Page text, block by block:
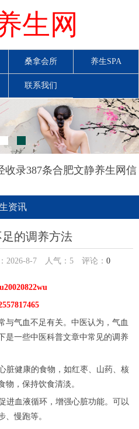
生网
桑拿会所 养生SPA
联系我们
收录387条合肥文静养生网信
资讯
的调养方法
8-7 人气： 5评论： 0
与气血不足有关。中医认为，气血
是一些中医科普文章中常见的调养
脏健康的食物，如红枣、山药、核
物，保持饮食清淡。
进血液循环，增强心脏功能。可以
、慢跑等。